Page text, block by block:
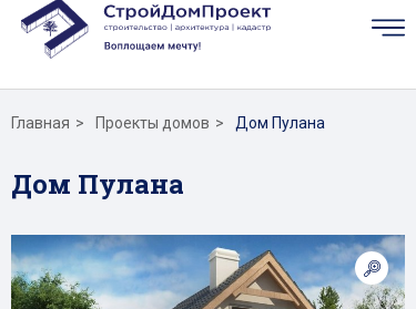
Главная Проекты домов Дом Пулана
Дом Пулана